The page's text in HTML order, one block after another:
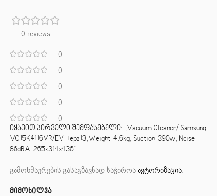
0 reviews
0
0
0
0
0
მიმოხილვა
იყავით პირველი შემფასებელი: „Vacuum Cleaner/ Samsung
VC15K4116VR/EV Hepa13,Weight-4.6kg, Suction-390w, Noise-
86dBA, 265x314x436“
გამოხმაურების გასაგზავნად საჭიროაავტორიზაცია.